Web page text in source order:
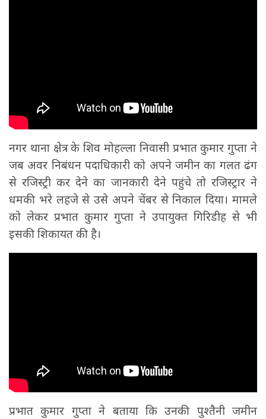
नगर थाना क्षेत्र के शिव मोहल्ला निवासी प्रभात कुमार गुप्ता ने
जब अवर निबंधन पदाधिकारी को अपने जमीन का गलत ढंग
से रजिस्ट्री कर देने का जानकारी देने पहुंचे तो रजिस्ट्रार ने
धमकी भरे लहजे से उसे अपने चेंबर से निकाल दिया। मामले
को लेकर प्रभात कुमार गुप्ता ने उपायुक्त गिरिडीह से भी
इसकी शिकायत की है।
प्रभात कुमार गुप्ता ने बताया कि उनकी पुश्तैनी जमीन